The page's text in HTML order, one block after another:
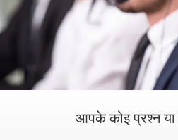
आपके कोइ प्रश्न या